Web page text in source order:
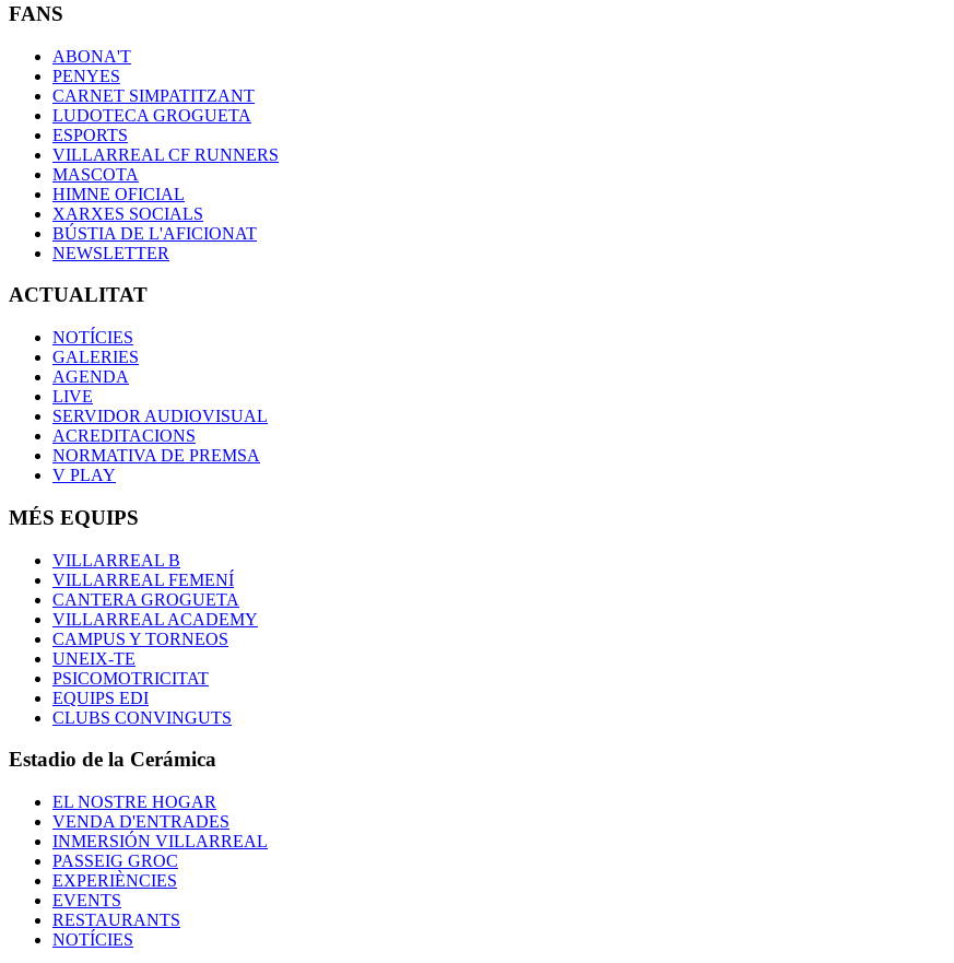
FANS
ABONA'T
PENYES
CARNET SIMPATITZANT
LUDOTECA GROGUETA
ESPORTS
VILLARREAL CF RUNNERS
MASCOTA
HIMNE OFICIAL
XARXES SOCIALS
BÚSTIA DE L'AFICIONAT
NEWSLETTER
ACTUALITAT
NOTÍCIES
GALERIES
AGENDA
LIVE
SERVIDOR AUDIOVISUAL
ACREDITACIONS
NORMATIVA DE PREMSA
V PLAY
MÉS EQUIPS
VILLARREAL B
VILLARREAL FEMENÍ
CANTERA GROGUETA
VILLARREAL ACADEMY
CAMPUS Y TORNEOS
UNEIX-TE
PSICOMOTRICITAT
EQUIPS EDI
CLUBS CONVINGUTS
Estadio de la Cerámica
EL NOSTRE HOGAR
VENDA D'ENTRADES
INMERSIÓN VILLARREAL
PASSEIG GROC
EXPERIÈNCIES
EVENTS
RESTAURANTS
NOTÍCIES